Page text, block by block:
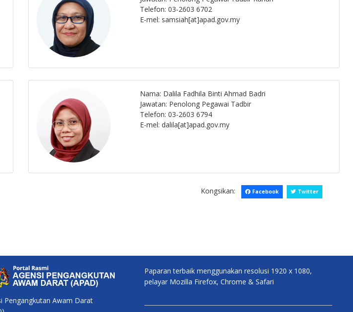
Telefon: 03-2603 6702
E-mel: samsiah[at]apad.gov.my
Nama: Dalila Fadhila Binti Ahmad Badri
Jawatan: Penolong Pegawai Tadbir
Telefon: 03-2603 6794
E-mel: dalila[at]apad.gov.my
Kongsikan: Facebook Twitter
Pengangkutan Awam Darat
Paparan terbaik menggunakan resolusi 1920 x 1080,
pelayar Mozilla Firefox, Chrome & Safari